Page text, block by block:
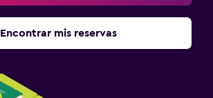
Encontrar mis reservas